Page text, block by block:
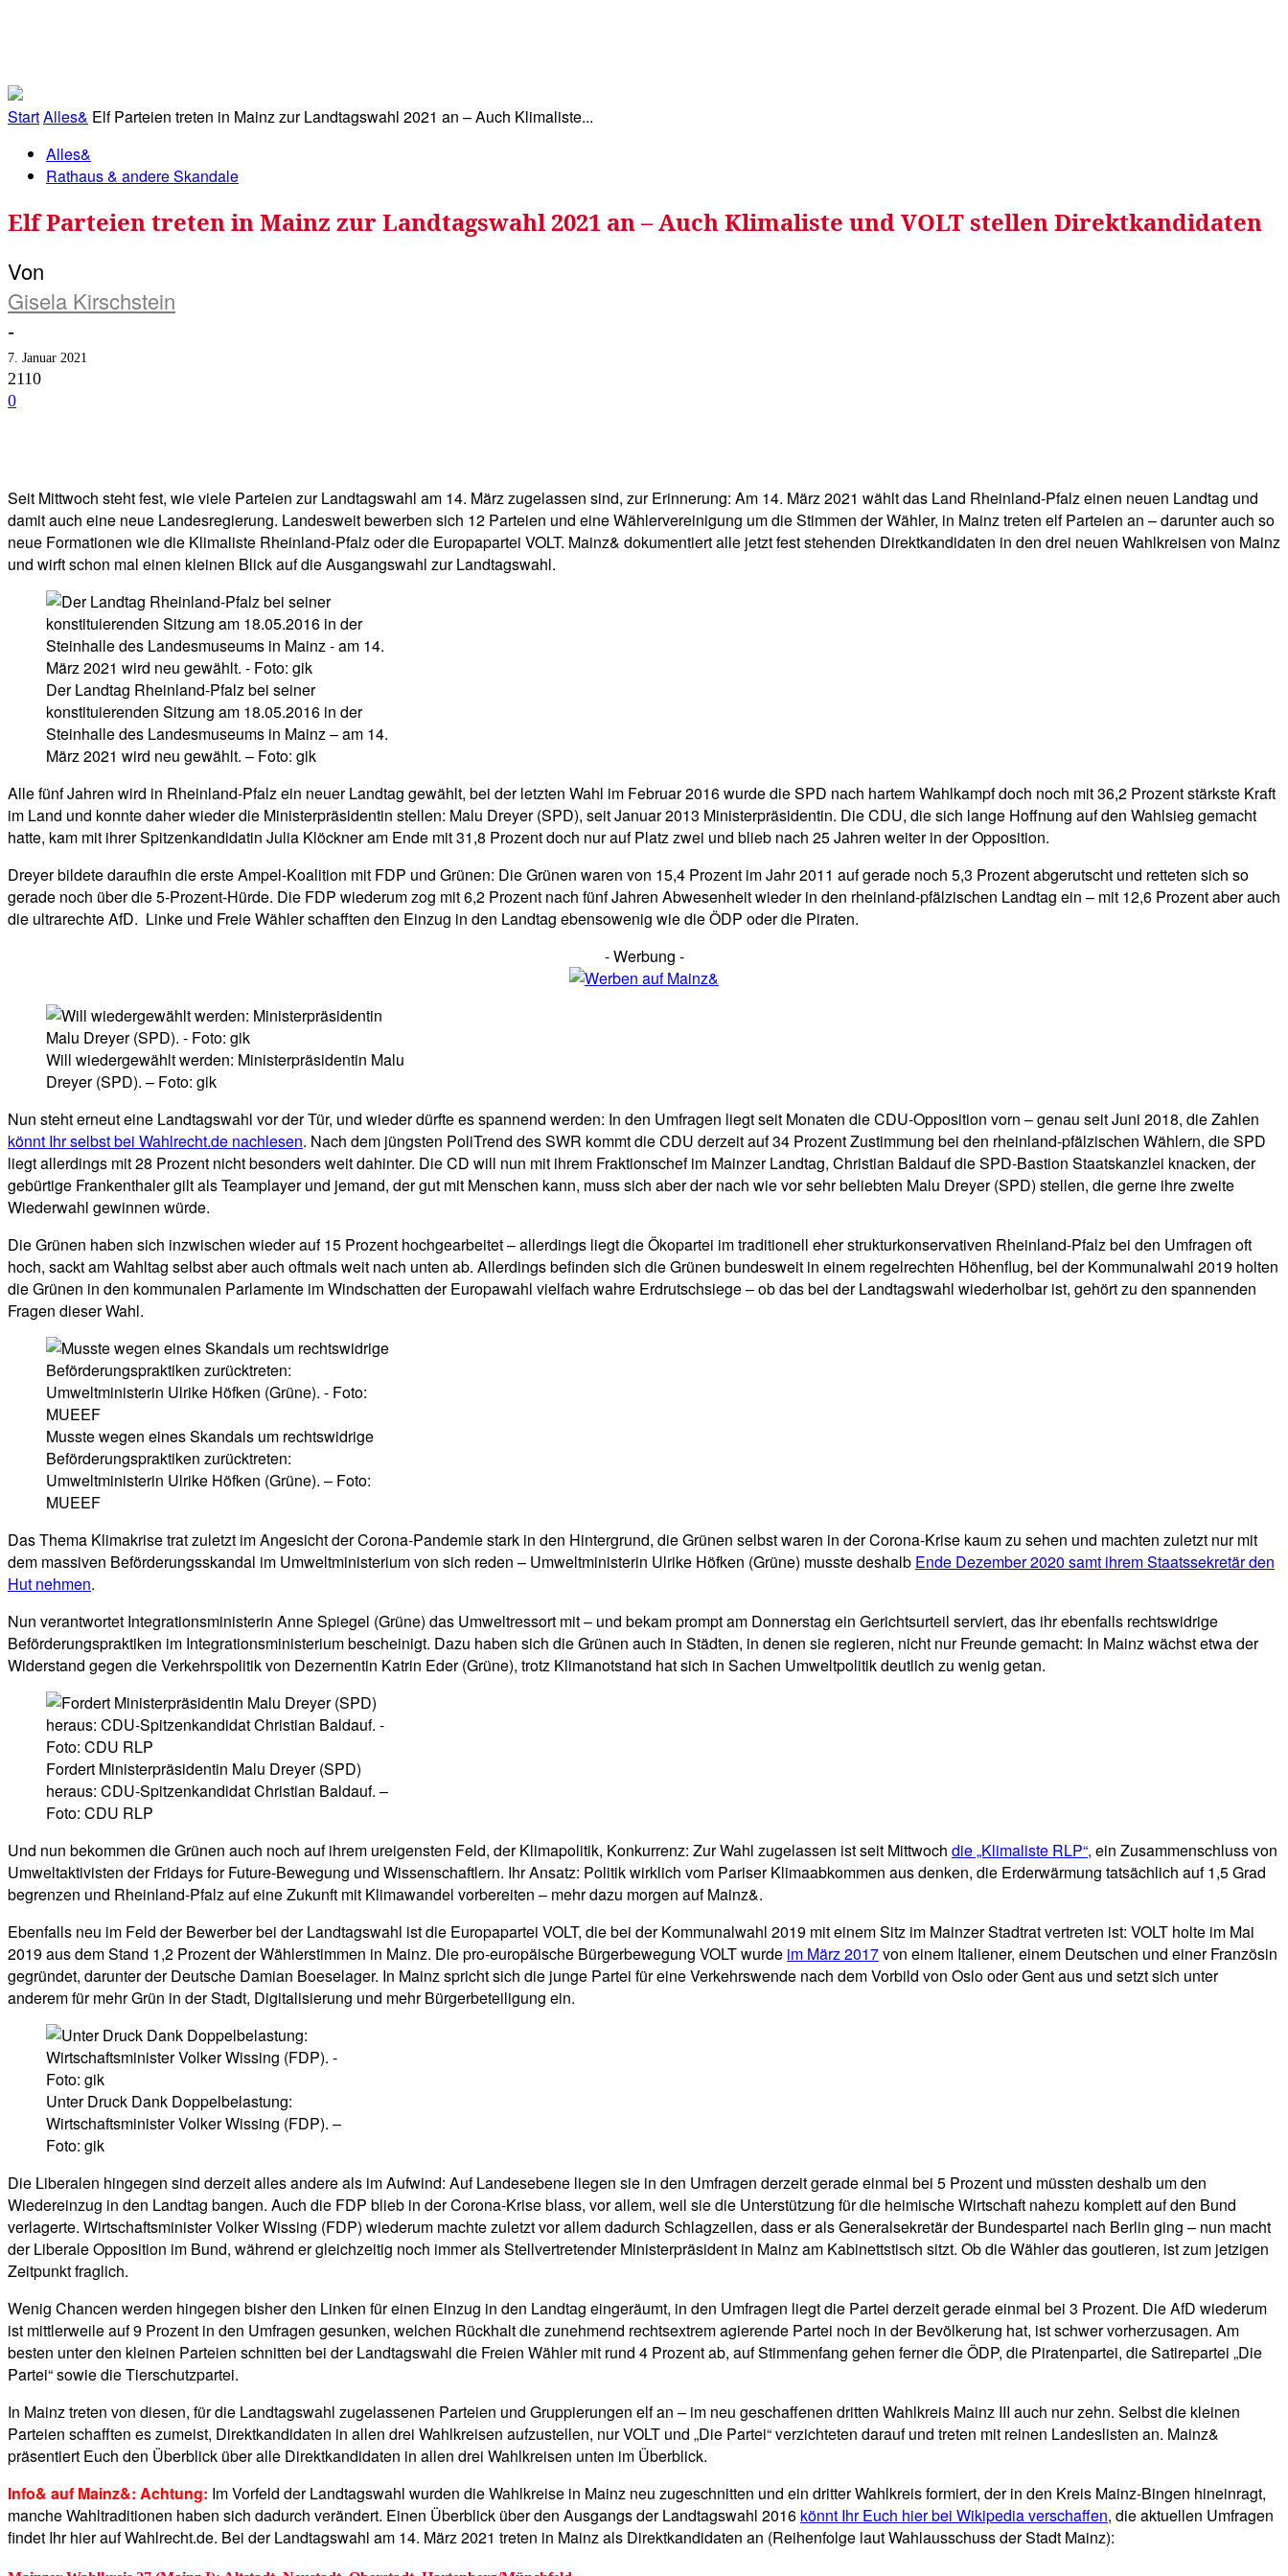
StartAlles& Elf Parteien treten in Mainz zur Landtagswahl 2021 an – Auch Klimaliste...
Alles&
Rathaus & andere Skandale
Elf Parteien treten in Mainz zur Landtagswahl 2021 an – Auch Klimaliste und VOLT stellen Direktkandidaten
Von
Gisela Kirschstein
-
7. Januar 2021
2110
0
Seit Mittwoch steht fest, wie viele Parteien zur Landtagswahl am 14. März zugelassen sind, zur Erinnerung: Am 14. März 2021 wählt das Land Rheinland-Pfalz einen neuen Landtag und
damit auch eine neue Landesregierung. Landesweit bewerben sich 12 Parteien und eine Wählervereinigung um die Stimmen der Wähler, in Mainz treten elf Parteien an – darunter auch so
neue Formationen wie die Klimaliste Rheinland-Pfalz oder die Europapartei VOLT. Mainz& dokumentiert alle jetzt fest stehenden Direktkandidaten in den drei neuen Wahlkreisen von Mainz
und wirft schon mal einen kleinen Blick auf die Ausgangswahl zur Landtagswahl.
Der Landtag Rheinland-Pfalz bei seiner
konstituierenden Sitzung am 18.05.2016 in der
Steinhalle des Landesmuseums in Mainz – am 14.
März 2021 wird neu gewählt. – Foto: gik
Alle fünf Jahren wird in Rheinland-Pfalz ein neuer Landtag gewählt, bei der letzten Wahl im Februar 2016 wurde die SPD nach hartem Wahlkampf doch noch mit 36,2 Prozent stärkste Kraft
im Land und konnte daher wieder die Ministerpräsidentin stellen: Malu Dreyer (SPD), seit Januar 2013 Ministerpräsidentin. Die CDU, die sich lange Hoffnung auf den Wahlsieg gemacht
hatte, kam mit ihrer Spitzenkandidatin Julia Klöckner am Ende mit 31,8 Prozent doch nur auf Platz zwei und blieb nach 25 Jahren weiter in der Opposition.
Dreyer bildete daraufhin die erste Ampel-Koalition mit FDP und Grünen: Die Grünen waren von 15,4 Prozent im Jahr 2011 auf gerade noch 5,3 Prozent abgerutscht und retteten sich so
gerade noch über die 5-Prozent-Hürde. Die FDP wiederum zog mit 6,2 Prozent nach fünf Jahren Abwesenheit wieder in den rheinland-pfälzischen Landtag ein – mit 12,6 Prozent aber auch
die ultrarechte AfD. Linke und Freie Wähler schafften den Einzug in den Landtag ebensowenig wie die ÖDP oder die Piraten.
- Werbung -
Will wiedergewählt werden: Ministerpräsidentin Malu
Dreyer (SPD). – Foto: gik
Nun steht erneut eine Landtagswahl vor der Tür, und wieder dürfte es spannend werden: In den Umfragen liegt seit Monaten die CDU-Opposition vorn – genau seit Juni 2018, die Zahlen
könnt Ihr selbst bei Wahlrecht.de nachlesen. Nach dem jüngsten PoliTrend des SWR kommt die CDU derzeit auf 34 Prozent Zustimmung bei den rheinland-pfälzischen Wählern, die SPD
liegt allerdings mit 28 Prozent nicht besonders weit dahinter. Die CD will nun mit ihrem Fraktionschef im Mainzer Landtag, Christian Baldauf die SPD-Bastion Staatskanzlei knacken, der
gebürtige Frankenthaler gilt als Teamplayer und jemand, der gut mit Menschen kann, muss sich aber der nach wie vor sehr beliebten Malu Dreyer (SPD) stellen, die gerne ihre zweite
Wiederwahl gewinnen würde.
Die Grünen haben sich inzwischen wieder auf 15 Prozent hochgearbeitet – allerdings liegt die Ökopartei im traditionell eher strukturkonservativen Rheinland-Pfalz bei den Umfragen oft
hoch, sackt am Wahltag selbst aber auch oftmals weit nach unten ab. Allerdings befinden sich die Grünen bundesweit in einem regelrechten Höhenflug, bei der Kommunalwahl 2019 holten
die Grünen in den kommunalen Parlamente im Windschatten der Europawahl vielfach wahre Erdrutschsiege – ob das bei der Landtagswahl wiederholbar ist, gehört zu den spannenden
Fragen dieser Wahl.
Musste wegen eines Skandals um rechtswidrige
Beförderungspraktiken zurücktreten:
Umweltministerin Ulrike Höfken (Grüne). – Foto:
MUEEF
Das Thema Klimakrise trat zuletzt im Angesicht der Corona-Pandemie stark in den Hintergrund, die Grünen selbst waren in der Corona-Krise kaum zu sehen und machten zuletzt nur mit
dem massiven Beförderungsskandal im Umweltministerium von sich reden – Umweltministerin Ulrike Höfken (Grüne) musste deshalb Ende Dezember 2020 samt ihrem Staatssekretär den
Hut nehmen.
Nun verantwortet Integrationsministerin Anne Spiegel (Grüne) das Umweltressort mit – und bekam prompt am Donnerstag ein Gerichtsurteil serviert, das ihr ebenfalls rechtswidrige
Beförderungspraktiken im Integrationsministerium bescheinigt. Dazu haben sich die Grünen auch in Städten, in denen sie regieren, nicht nur Freunde gemacht: In Mainz wächst etwa der
Widerstand gegen die Verkehrspolitik von Dezernentin Katrin Eder (Grüne), trotz Klimanotstand hat sich in Sachen Umweltpolitik deutlich zu wenig getan.
Fordert Ministerpräsidentin Malu Dreyer (SPD)
heraus: CDU-Spitzenkandidat Christian Baldauf. –
Foto: CDU RLP
Und nun bekommen die Grünen auch noch auf ihrem ureigensten Feld, der Klimapolitik, Konkurrenz: Zur Wahl zugelassen ist seit Mittwoch die „Klimaliste RLP“, ein Zusammenschluss von
Umweltaktivisten der Fridays for Future-Bewegung und Wissenschaftlern. Ihr Ansatz: Politik wirklich vom Pariser Klimaabkommen aus denken, die Erderwärmung tatsächlich auf 1,5 Grad
begrenzen und Rheinland-Pfalz auf eine Zukunft mit Klimawandel vorbereiten – mehr dazu morgen auf Mainz&.
Ebenfalls neu im Feld der Bewerber bei der Landtagswahl ist die Europapartei VOLT, die bei der Kommunalwahl 2019 mit einem Sitz im Mainzer Stadtrat vertreten ist: VOLT holte im Mai
2019 aus dem Stand 1,2 Prozent der Wählerstimmen in Mainz. Die pro-europäische Bürgerbewegung VOLT wurde im März 2017von einem Italiener, einem Deutschen und einer Französin
gegründet, darunter der Deutsche Damian Boeselager. In Mainz spricht sich die junge Partei für eine Verkehrswende nach dem Vorbild von Oslo oder Gent aus und setzt sich unter
anderem für mehr Grün in der Stadt, Digitalisierung und mehr Bürgerbeteiligung ein.
Unter Druck Dank Doppelbelastung:
Wirtschaftsminister Volker Wissing (FDP). –
Foto: gik
Die Liberalen hingegen sind derzeit alles andere als im Aufwind: Auf Landesebene liegen sie in den Umfragen derzeit gerade einmal bei 5 Prozent und müssten deshalb um den
Wiedereinzug in den Landtag bangen. Auch die FDP blieb in der Corona-Krise blass, vor allem, weil sie die Unterstützung für die heimische Wirtschaft nahezu komplett auf den Bund
verlagerte. Wirtschaftsminister Volker Wissing (FDP) wiederum machte zuletzt vor allem dadurch Schlagzeilen, dass er als Generalsekretär der Bundespartei nach Berlin ging – nun macht
der Liberale Opposition im Bund, während er gleichzeitig noch immer als Stellvertretender Ministerpräsident in Mainz am Kabinettstisch sitzt. Ob die Wähler das goutieren, ist zum jetzigen
Zeitpunkt fraglich.
Wenig Chancen werden hingegen bisher den Linken für einen Einzug in den Landtag eingeräumt, in den Umfragen liegt die Partei derzeit gerade einmal bei 3 Prozent. Die AfD wiederum
ist mittlerweile auf 9 Prozent in den Umfragen gesunken, welchen Rückhalt die zunehmend rechtsextrem agierende Partei noch in der Bevölkerung hat, ist schwer vorherzusagen. Am
besten unter den kleinen Parteien schnitten bei der Landtagswahl die Freien Wähler mit rund 4 Prozent ab, auf Stimmenfang gehen ferner die ÖDP, die Piratenpartei, die Satirepartei „Die
Partei“ sowie die Tierschutzpartei.
In Mainz treten von diesen, für die Landtagswahl zugelassenen Parteien und Gruppierungen elf an – im neu geschaffenen dritten Wahlkreis Mainz III auch nur zehn. Selbst die kleinen
Parteien schafften es zumeist, Direktkandidaten in allen drei Wahlkreisen aufzustellen, nur VOLT und „Die Partei“ verzichteten darauf und treten mit reinen Landeslisten an. Mainz&
präsentiert Euch den Überblick über alle Direktkandidaten in allen drei Wahlkreisen unten im Überblick.
Info& auf Mainz&: Achtung: Im Vorfeld der Landtagswahl wurden die Wahlkreise in Mainz neu zugeschnitten und ein dritter Wahlkreis formiert, der in den Kreis Mainz-Bingen hineinragt,
manche Wahltraditionen haben sich dadurch verändert. Einen Überblick über den Ausgangs der Landtagswahl 2016 könnt Ihr Euch hier bei Wikipedia verschaffen, die aktuellen Umfragen
findet Ihr hier auf Wahlrecht.de. Bei der Landtagswahl am 14. März 2021 treten in Mainz als Direktkandidaten an (Reihenfolge laut Wahlausschuss der Stadt Mainz):